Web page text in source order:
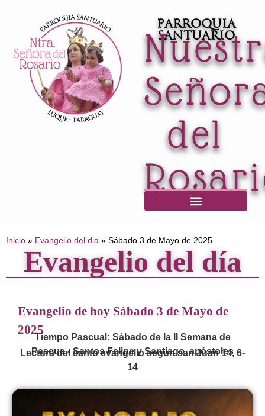
Parroquia
Santuario
del
Inicio » Evangelio del dia » Sábado 3 de Mayo de 2025
Evangelio del día
Evangelio de hoy Sábado 3 de Mayo de
2025
Tiempo Pascual: Sábado de la II Semana de
Pascua - Santos Felipe y Santiago, apóstoles
Lectura del santo evangelio según san Juan 14, 6-
14